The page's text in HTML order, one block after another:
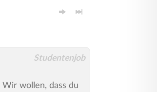
Studentenjob
wollen, dass du